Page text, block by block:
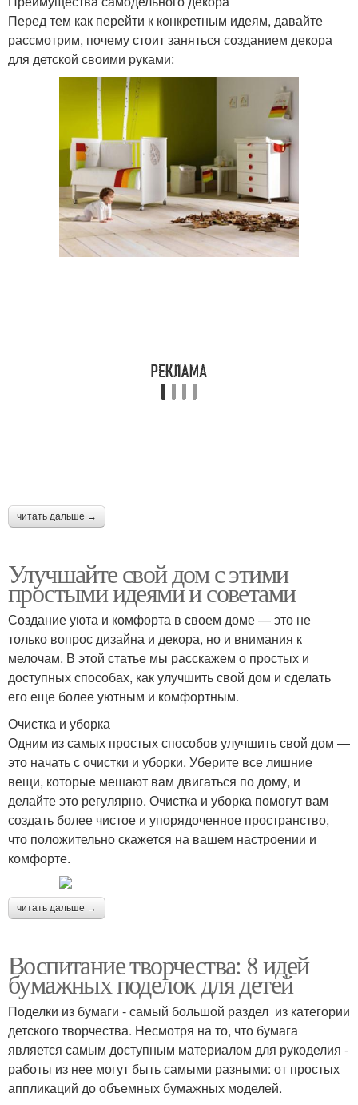
Простые варианты Идеи для кота
Перед тем как перейти к конкретным идеям, давайте
рассмотрим, почему стоит заняться созданием декора
для детской своими руками:
читать дальше →
Улучшайте свой дом с этими
простыми идеями и советами
Создание уюта и комфорта в своем доме — это не
только вопрос дизайна и декора, но и внимания к
мелочам. В этой статье мы расскажем о простых и
доступных способах, как улучшить свой дом и сделать
его еще более уютным и комфортным.
Очистка и уборка
Одним из самых простых способов улучшить свой дом —
это начать с очистки и уборки. Уберите все лишние
вещи, которые мешают вам двигаться по дому, и
делайте это регулярно. Очистка и уборка помогут вам
создать более чистое и упорядоченное пространство,
что положительно скажется на вашем настроении и
комфорте.
читать дальше →
Воспитание творчества: 8 идей
бумажных поделок для детей
Поделки из бумаги - самый большой раздел из категории
детского творчества. Несмотря на то, что бумага
является самым доступным материалом для рукоделия -
работы из нее могут быть самыми разными: от простых
аппликаций до объемных бумажных моделей.